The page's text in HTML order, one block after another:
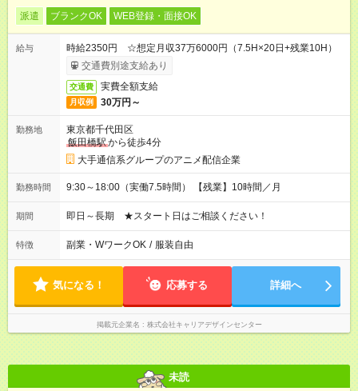
派遣 ブランクOK WEB登録・面接OK
給与
時給2350円 ☆想定月収37万6000円（7.5H×20日+残業10H）
交通費別途支給あり
交通費 実費全額支給
月収例 30万円～
勤務地
東京都千代田区
飯田橋駅から徒歩4分
大手通信系グループのアニメ配信企業
勤務時間 9:30～18:00（実働7.5時間） 【残業】10時間／月
期間 即日～長期 ★スタート日はご相談ください！
特徴 副業・WワークOK / 服装自由
気になる！ 応募する 詳細へ
掲載元企業名 株式会社キャリアデザインセンター
未読